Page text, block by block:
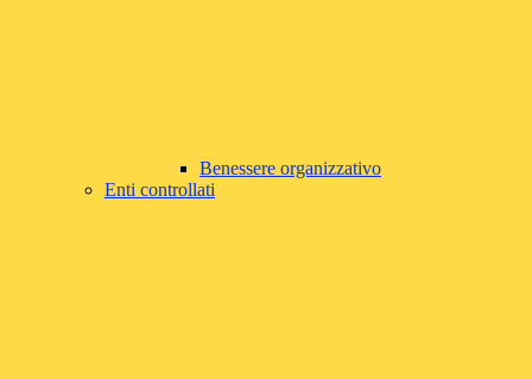
Benessere organizzativo
Enti controllati